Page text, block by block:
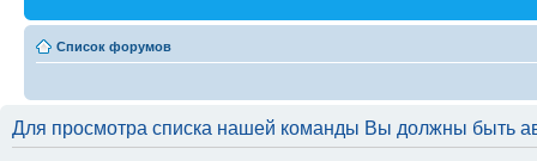
Список форумов
Для просмотра списка нашей команды Вы должны быть